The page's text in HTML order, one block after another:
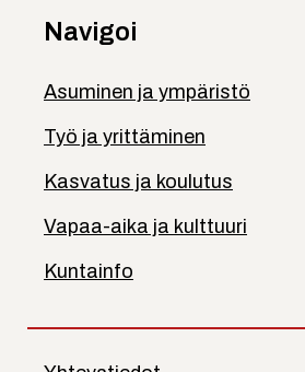
Navigoi
Asuminen ja ympäristö
Työ ja yrittäminen
Kasvatus ja koulutus
Vapaa-aika ja kulttuuri
Kuntainfo